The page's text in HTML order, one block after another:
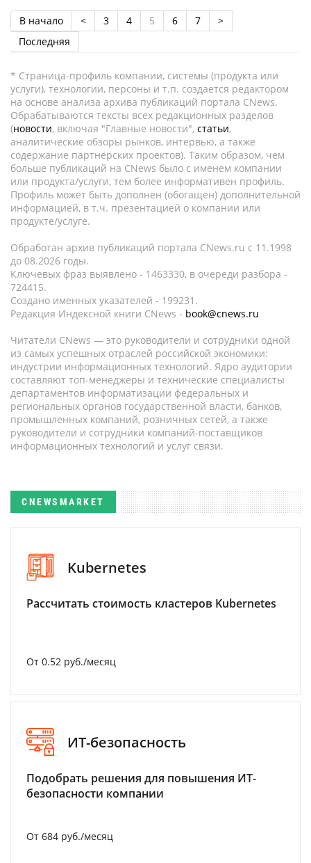
В начало < 3 4 5 6 7
>
Последняя
* Страница-профиль компании, системы (продукта или
услуги), технологии, персоны и т.п. создается редактором
на основе анализа архива публикаций портала CNews.
Обрабатываются тексты всех редакционных разделов
(новости, включая "Главные новости", статьи,
аналитические обзоры рынков, интервью, а также
содержание партнёрских проектов). Таким образом, чем
больше публикаций на CNews было с именем компании
или продукта/услуги, тем более информативен профиль.
Профиль может быть дополнен (обогащен) дополнительной
информацией, в т.ч. презентацией о компании или
продукте/услуге.
Обработан архив публикаций портала CNews.ru c 11.1998
до 08.2026 годы.
Ключевых фраз выявлено - 1463330, в очереди разбора -
724415.
Создано именных указателей - 199231.
Редакция Индексной книги CNews - book@cnews.ru
Читатели CNews — это руководители и сотрудники одной
из самых успешных отраслей российской экономики:
индустрии информационных технологий. Ядро аудитории
составляют топ-менеджеры и технические специалисты
департаментов информатизации федеральных и
региональных органов государственной власти, банков,
промышленных компаний, розничных сетей, а также
руководители и сотрудники компаний-поставщиков
информационных технологий и услуг связи.
CNEWSMARKET
Kubernetes
Рассчитать стоимость кластеров Kubernetes
От 0.52 руб./месяц
ИТ-безопасность
Подобрать решения для повышения ИТ-
безопасности компании
От 684 руб./месяц